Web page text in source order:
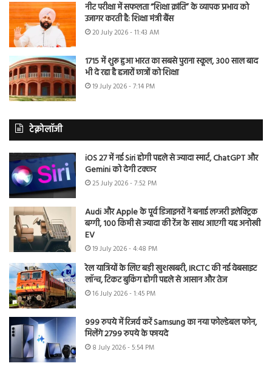
नीट परीक्षा में सफलता “शिक्षा क्रांति” के व्यापक प्रभाव को
उजागर करती है: शिक्षा मंत्री बैंस
20 July 2026 - 11:43 AM
1715 में शुरू हुआ भारत का सबसे पुराना स्कूल, 300 साल बाद
भी दे रहा है हजारों छात्रों को शिक्षा
19 July 2026 - 7:14 PM
टेक्नोलॉजी
iOS 27 में नई Siri होगी पहले से ज्यादा स्मार्ट, ChatGPT और
Gemini को देगी टक्कर
25 July 2026 - 7:52 PM
Audi और Apple के पूर्व डिजाइनरों ने बनाई लग्जरी इलेक्ट्रिक
बग्गी, 100 किमी से ज्यादा की रेंज के साथ आएगी यह अनोखी
EV
19 July 2026 - 4:48 PM
रेल यात्रियों के लिए बड़ी खुशखबरी, IRCTC की नई वेबसाइट
लॉन्च, टिकट बुकिंग होगी पहले से आसान और तेज
16 July 2026 - 1:45 PM
999 रुपये में रिजर्व करें Samsung का नया फोल्डेबल फोन,
मिलेंगे 2799 रुपये के फायदे
8 July 2026 - 5:54 PM